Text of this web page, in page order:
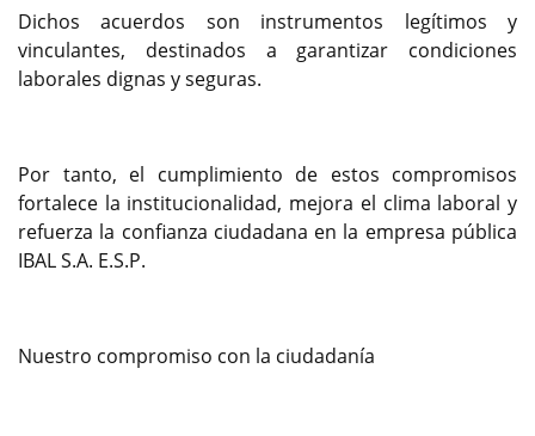
Dichos acuerdos son instrumentos legítimos y
vinculantes, destinados a garantizar condiciones
laborales dignas y seguras.
Por tanto, el cumplimiento de estos compromisos
fortalece la institucionalidad, mejora el clima laboral y
refuerza la confianza ciudadana en la empresa pública
IBAL S.A. E.S.P.
Nuestro compromiso con la ciudadanía